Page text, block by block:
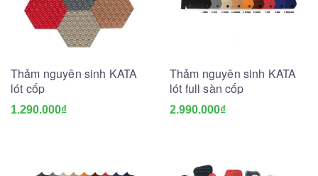
Thảm nguyên sinh KATA
lót cốp
1.290.000₫
Thảm nguyên sinh KATA
lót full sàn cốp
2.990.000₫